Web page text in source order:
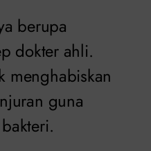
berupa
dokter ahli.
menghabiskan
guna